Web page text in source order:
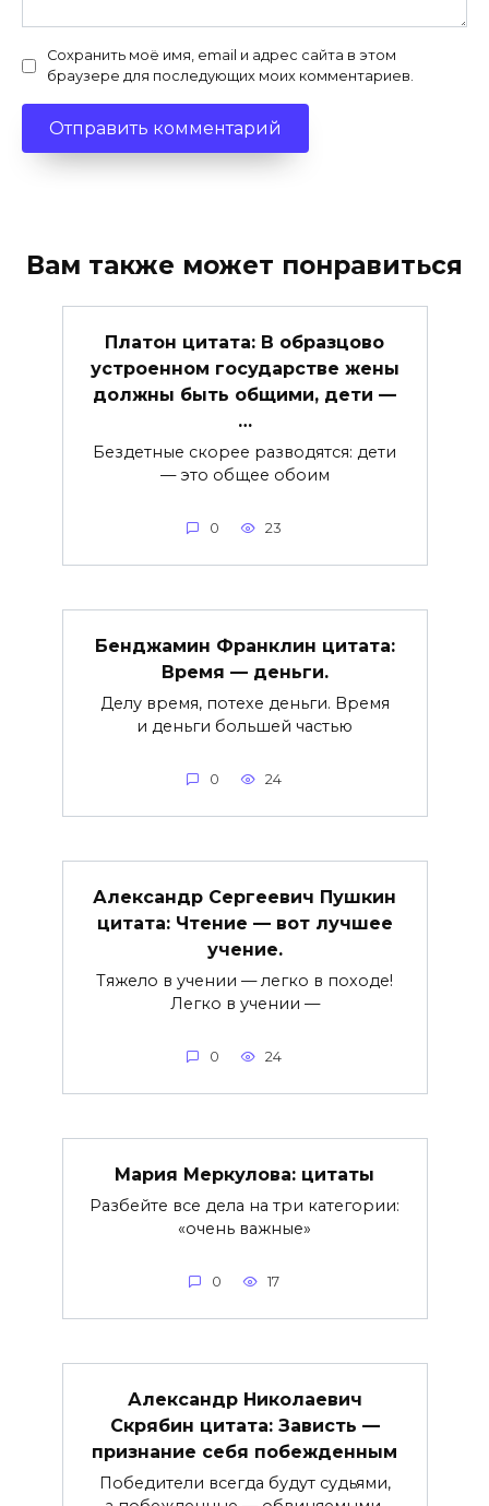
Сохранить моё имя, email и адрес сайта в этом
браузере для последующих моих комментариев.
Вам также может понравиться
Платон цитата: В образцово
устроенном государстве жены
должны быть общими, дети —
…
Бездетные скорее разводятся: дети
— это общее обоим
0 23
Бенджамин Франклин цитата:
Время — деньги.
Делу время, потехе деньги. Время
и деньги большей частью
0 24
Александр Сергеевич Пушкин
цитата: Чтение — вот лучшее
учение.
Тяжело в учении — легко в походе!
Легко в учении —
0 24
Мария Меркулова: цитаты
Разбейте все дела на три категории:
«очень важные»
0 17
Александр Николаевич
Скрябин цитата: Зависть —
признание себя побежденным
Победители всегда будут судьями,